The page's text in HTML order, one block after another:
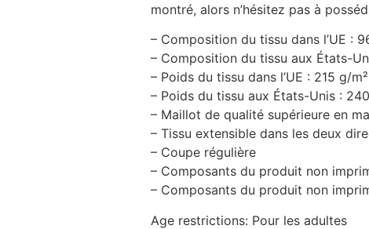
montré, alors n’hésitez pas à
– Composition du tissu dans l’UE :
– Composition du tissu aux États-
– Poids du tissu dans l’UE : 215 g/
– Poids du tissu aux États-Unis :
– Maillot de qualité supérieure en
– Tissu extensible dans les deux
– Coupe régulière
– Composants du produit non
– Composants du produit non
Age restrictions: Pour les adultes